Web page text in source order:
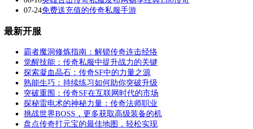
07-24免费送充值的传奇私服手游
最新开服
霸者魔洞修炼指南：解锁传奇连击经络
觉醒技能：传奇私服中提升战力的关键
探索凝血晶石：传奇SF中的力量之源
熟能生巧：持续练习如何助你突破升级
突破重围：传奇SF在互联网时代的市场
探秘雷电术的神秘力量：传奇法师职业
挑战世界BOSS，更多获取高级装备的机
盘点传奇打元宝的最佳地图，轻松实现